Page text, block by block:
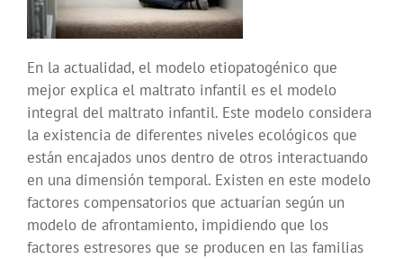
En la actualidad, el modelo etiopatogénico que
mejor explica el maltrato infantil es el modelo
integral del maltrato infantil. Este modelo considera
la existencia de diferentes niveles ecológicos que
están encajados unos dentro de otros interactuando
en una dimensión temporal. Existen en este modelo
factores compensatorios que actuarían según un
modelo de afrontamiento, impidiendo que los
factores estresores que se producen en las familias